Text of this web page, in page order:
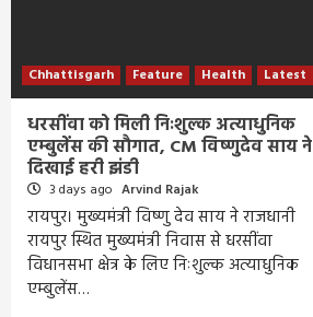
Chhattisgarh Feature Health Latest
धरसींवा को मिली निःशुल्क अत्याधुनिक
एम्बुलेंस की सौगात, CM विष्णुदेव साय ने
दिखाई हरी झंडी
3 days ago Arvind Rajak
रायपुर। मुख्यमंत्री विष्णु देव साय ने राजधानी
रायपुर स्थित मुख्यमंत्री निवास से धरसींवा
विधानसभा क्षेत्र के लिए निःशुल्क अत्याधुनिक
एम्बुलेंस…